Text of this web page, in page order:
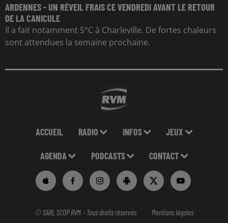
ARDENNES - UN RÉVEIL FRAIS CE VENDREDI AVANT LE RETOUR
DE LA CANICULE
Il a fait notamment 5°C à Charleville. De fortes chaleurs
sont attendues la semaine prochaine.
ACCUEIL RADIO INFOS JEUX
AGENDA PODCASTS CONTACT
© SARL SCOP RVM - Tous droits réservés Mentions légales